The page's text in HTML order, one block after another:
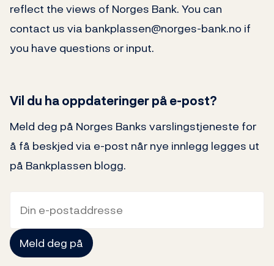
reflect the views of Norges Bank. You can
contact us via bankplassen@norges-bank.no if
you have questions or input.
Vil du ha oppdateringer på e-post?
Meld deg på Norges Banks varslingstjeneste for
å få beskjed via e-post når nye innlegg legges ut
på Bankplassen blogg.